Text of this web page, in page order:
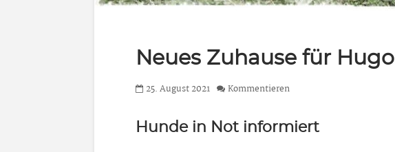
Neues Zuhause für Hugo
25. August 2021 Kommentieren
Hunde in Not informiert